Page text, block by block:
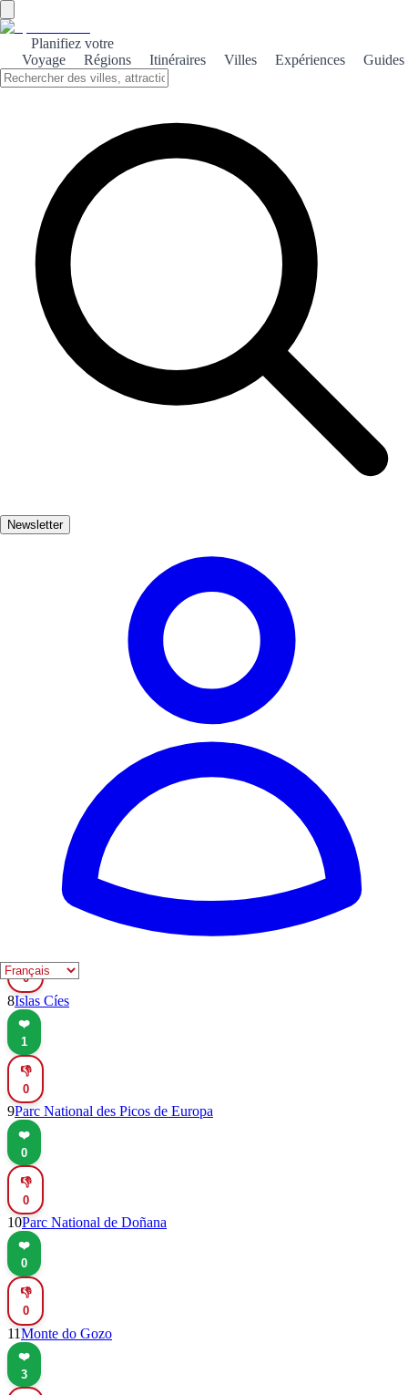
Planifiez votre
Voyage
Régions Itinéraires Villes Expériences Guides
Newsletter
←Retour aux classements
Top 100 parcs
Basé sur les votes des visiteurs. Votez et aidez les autres à découvrir
le meilleur !
Parc Naturel du Peñón de Ifach
Parc National de Doñana
👎
0
Jardin Botanique Marimurtra
Parc Naturel des Sources du Narcea
Cerro de Santa Catalina
👎
0
8Islas Cíes
❤️
1
👎
0
9Parc National des Picos de Europa
❤️
0
👎
0
10Parc National de Doñana
❤️
0
👎
0
11Monte do Gozo
❤️
3